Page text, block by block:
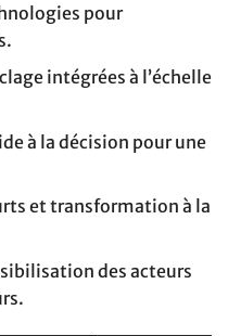
pour
intégrées à l’échelle
à la décision pour une
et transformation à la
des acteurs